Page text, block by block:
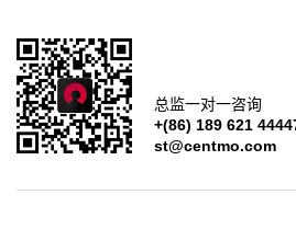
总监一对一咨询
+(86) 189 621
st@centmo.com